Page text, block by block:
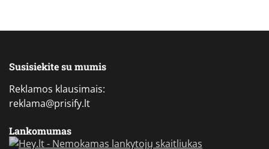
Susisiekite su mumis
Reklamos klausimais:
reklama@prisify.lt
Lankomumas